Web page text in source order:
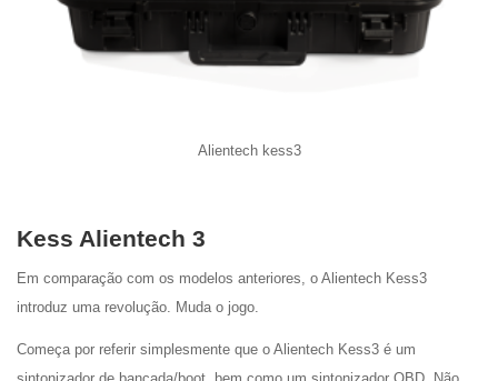
Alientech kess3
Kess Alientech 3
Em comparação com os modelos anteriores, o Alientech Kess3
introduz uma revolução. Muda o jogo.
Começa por referir simplesmente que o Alientech Kess3 é um